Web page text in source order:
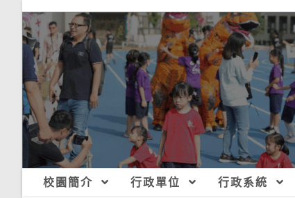
校園簡介 行政單位 行政系統